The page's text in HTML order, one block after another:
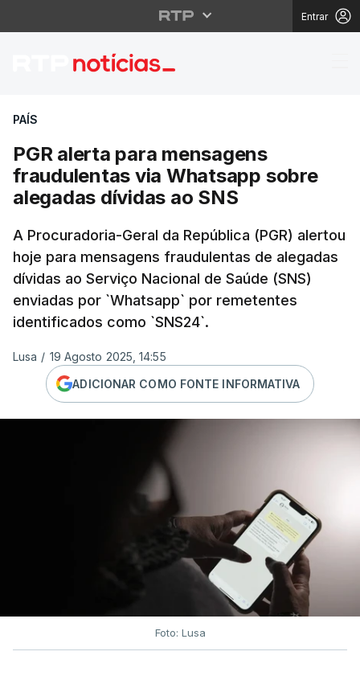
Entrar
PGR alerta para
PAÍS
PGR alerta para mensagens
fraudulentas via Whatsapp sobre
alegadas dívidas ao SNS
A Procuradoria-Geral da República (PGR) alertou
hoje para mensagens fraudulentas de alegadas
dívidas ao Serviço Nacional de Saúde (SNS)
enviadas por `Whatsapp` por remetentes
identificados como `SNS24`.
Lusa / 19 Agosto 2025, 14:55
ADICIONAR COMO FONTE INFORMATIVA
Foto: Lusa